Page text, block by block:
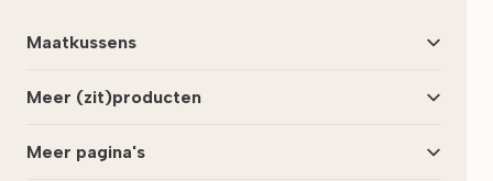
Maatkussens
Meer (zit)producten
Meer pagina's